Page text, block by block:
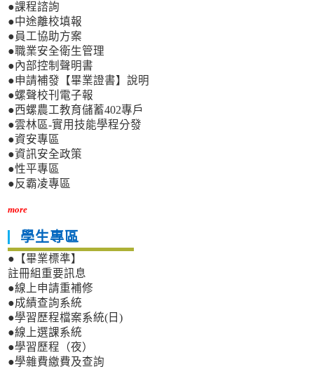
●課程諮詢
●中途離校填報
●員工協助方案
●職業安全衛生管理
●內部控制聲明書
●申請補發【畢業證書】說明
●螺聲校刊電子報
●西螺農工教育儲蓄402專戶
●雲林區-實用技能學程分發
●資安專區
●資訊安全政策
●性平專區
●反霸凌專區
more
學生專區
●【畢業標準】
註冊組重要訊息
●線上申請重補修
●成績查詢系統
●學習歷程檔案系統(日)
●線上選課系統
●學習歷程（夜）
●學雜費繳費及查詢